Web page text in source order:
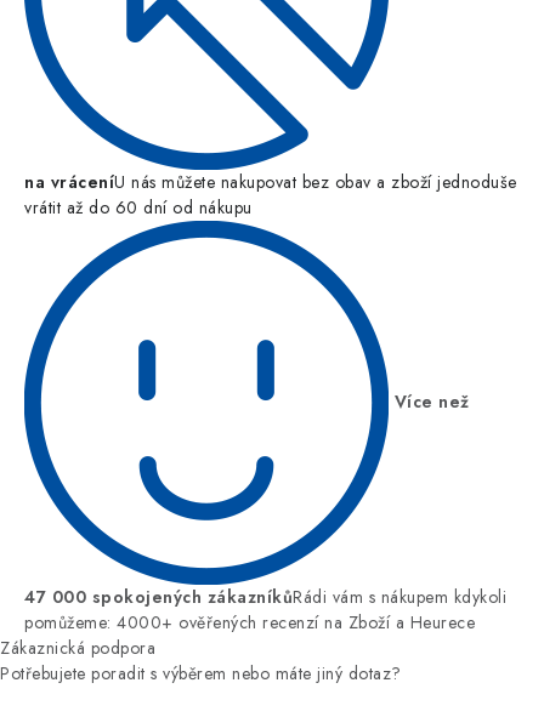
na vráceníU nás můžete nakupovat bez obav a zboží jednoduše
vrátit až do 60 dní od nákupu
Více než
47 000 spokojených zákazníkůRádi vám s nákupem kdykoli
pomůžeme: 4000+ ověřených recenzí na Zboží a Heurece
Zákaznická podpora
Potřebujete poradit s výběrem nebo máte jiný dotaz?